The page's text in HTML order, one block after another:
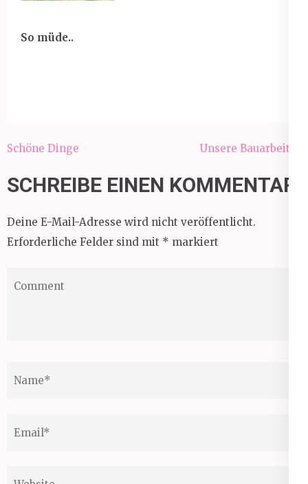
So müde..
Beitragsnavigation
Schöne Dinge Unsere Bauarbeiter
SCHREIBE EINEN KOMMENTAR
Deine E-Mail-Adresse wird nicht veröffentlicht.
Erforderliche Felder sind mit * markiert